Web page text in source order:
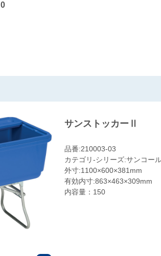
0
サンストッカーⅡ
品番:210003-03
カテゴリ-シリーズ:サンコー
外寸:1100×600×381mm
有効内寸:863×463×309mm
内容量：150